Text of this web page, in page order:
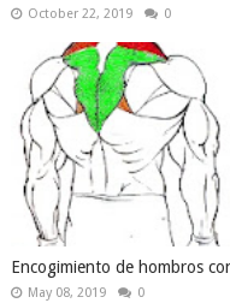
October 22, 2019 0
Encogimiento de hombros
May 08, 2019 0